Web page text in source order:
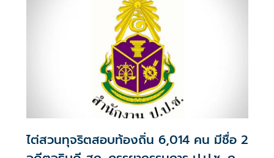
อุบลราชธานี จังหวัดอุบลราชธานี
ไต่สวนทุจริตสอบท้องถิ่น 6,014 คน มีชื่อ 2